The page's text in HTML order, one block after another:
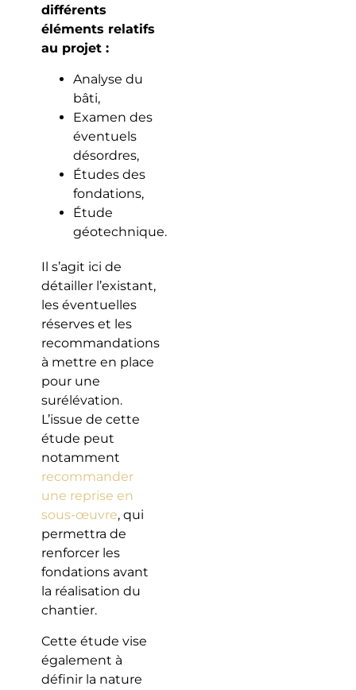
différents
éléments relatifs
au projet :
Analyse du
bâti,
Examen des
éventuels
désordres,
Études des
fondations,
Étude
géotechnique.
Il s’agit ici de
détailler l’existant,
les éventuelles
réserves et les
recommandations
à mettre en place
pour une
surélévation.
L’issue de cette
étude peut
notamment
recommander
une reprise en
sous-œuvre, qui
permettra de
renforcer les
fondations avant
la réalisation du
chantier.
Cette étude vise
également à
définir la nature